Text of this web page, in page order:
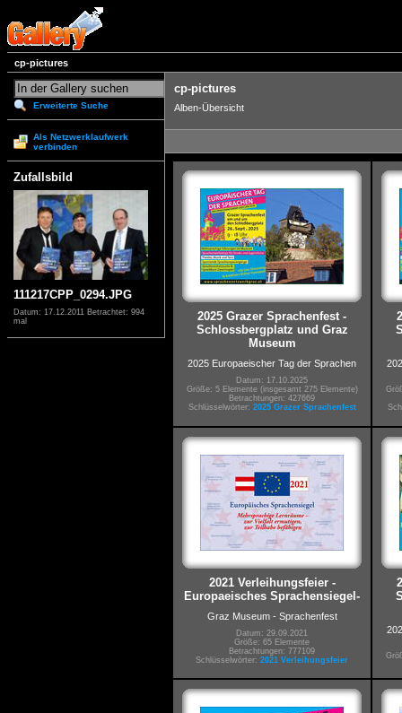
cp-pictures
Erweiterte Suche
Als Netzwerklaufwerk
verbinden
Zufallsbild
111217CPP_0294.JPG
Datum: 17.12.2011 Betrachtet: 994
mal
cp-pictures
Alben-Übersicht
2025 Grazer Sprachenfest -
Schlossbergplatz und Graz
Museum
2025 Europaeischer Tag der Sprachen
Datum: 17.10.2025
Größe: 5 Elemente (insgesamt 275 Elemente)
Betrachtungen: 427669
Schlüsselwörter: 2025 Grazer Sprachenfest
2021 Verleihungsfeier -
Europaeisches Sprachensiegel-
Graz Museum - Sprachenfest
Datum: 29.09.2021
Größe: 65 Elemente
Betrachtungen: 777109
Schlüsselwörter: 2021 Verleihungsfeier